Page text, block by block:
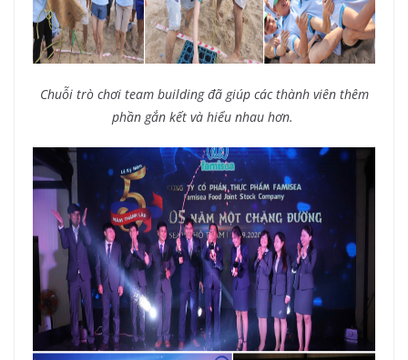
Chuỗi trò chơi team building đã giúp các thành viên thêm
phần gắn kết và hiểu nhau hơn.